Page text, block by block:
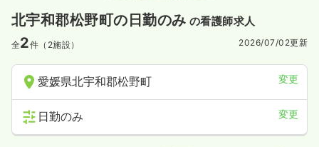
北宇和郡松野町の日勤のみ の看護師求人
全2件（2施設） 2026/07/02更新
愛媛県北宇和郡松野町 変更
日勤のみ 変更